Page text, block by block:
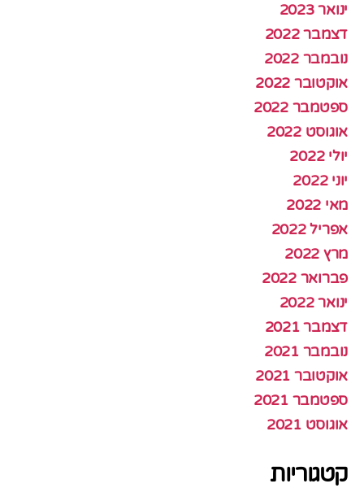
ינואר 2023
דצמבר 2022
נובמבר 2022
אוקטובר 2022
ספטמבר 2022
אוגוסט 2022
יולי 2022
יוני 2022
מאי 2022
אפריל 2022
מרץ 2022
פברואר 2022
ינואר 2022
דצמבר 2021
נובמבר 2021
אוקטובר 2021
ספטמבר 2021
אוגוסט 2021
קטגוריות